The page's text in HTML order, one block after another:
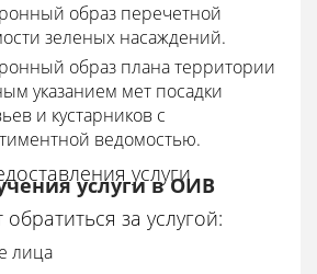
образ перечетной
зеленых насаждений.
образ плана территории
указанием мет посадки
и кустарников с
ведомостью.
услуги
услуги в ОИВ
за услугой:
лица